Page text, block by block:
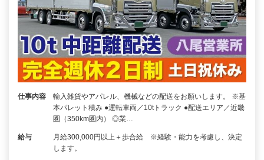
仕事内容
輸入雑貨やアパレル、機械などの配送をお願いします。 ※基
本パレット積み ●運転車両／10tトラック ●配送エリア／近畿
圏（350km圏内） ◎業…
給与
月給300,000円以上＋歩合給 ※経験・能力を考慮し、決定
します。